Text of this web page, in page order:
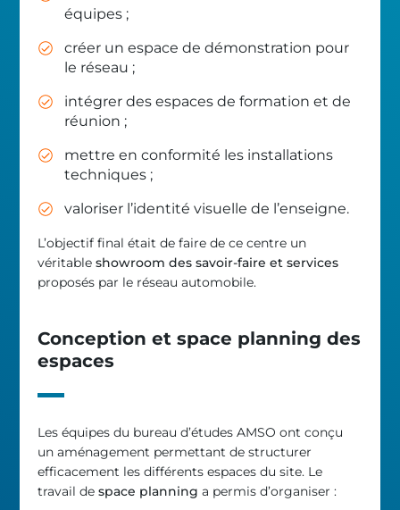
équipes ;
créer un espace de démonstration pour
le réseau ;
intégrer des espaces de formation et de
réunion ;
mettre en conformité les installations
techniques ;
valoriser l’identité visuelle de l’enseigne.
L’objectif final était de faire de ce centre un
véritableshowroom des savoir-faire et services
proposés par le réseau automobile.
Conception et space planning des
espaces
Les équipes du bureau d’études AMSO ont conçu
un aménagement permettant de structurer
efficacement les différents espaces du site. Le
travail despace planning a permis d’organiser :